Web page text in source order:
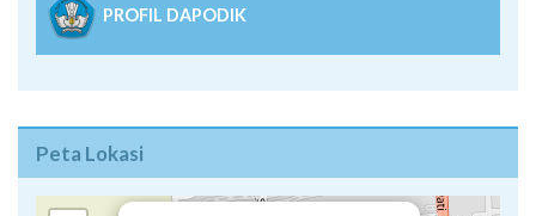
PROFIL DAPODIK
Peta Lokasi